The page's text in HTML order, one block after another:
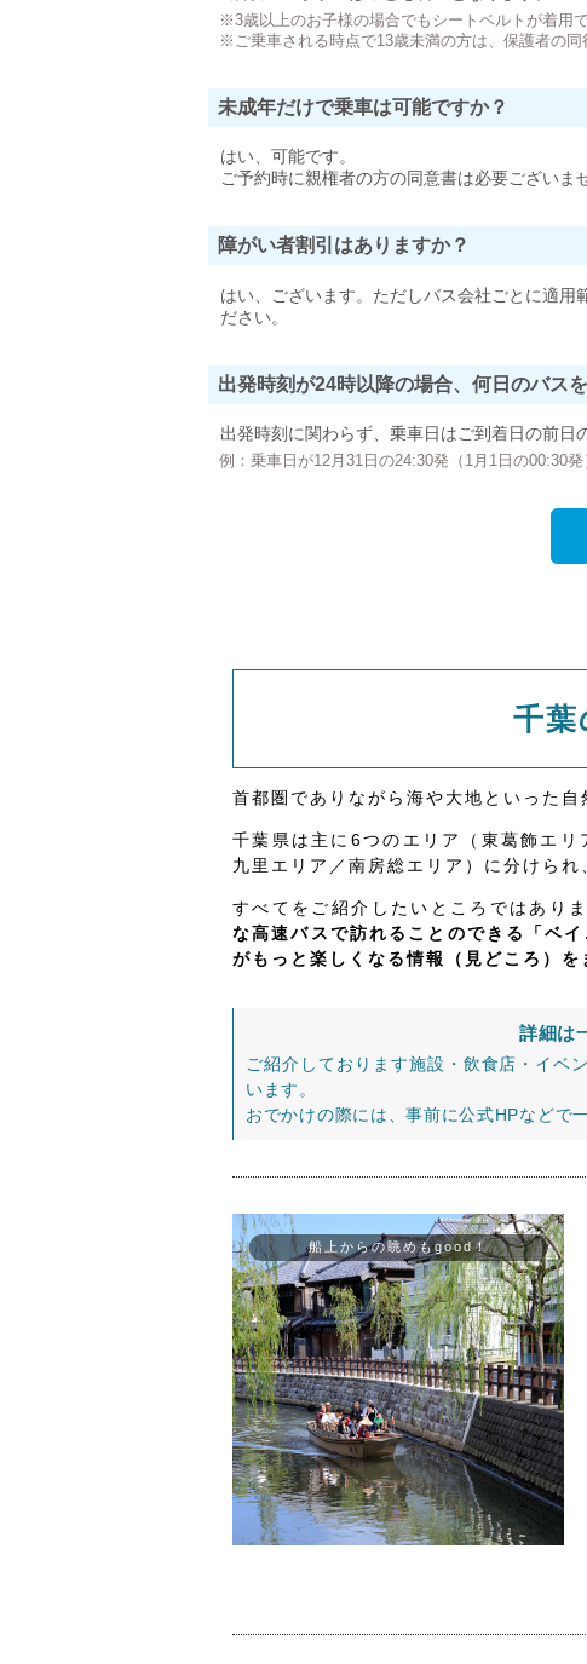
※3歳以上のお子様の場合でもシートベルトが着用
※ご乗車される時点で13歳未満の方は、保護者の同
未成年だけで乗車は可能ですか？
はい、可能です。
ご予約時に親権者の方の同意書は必要ございま
障がい者割引はありますか？
はい、ございます。ただしバス会社ごとに適用
ださい。
出発時刻が24時以降の場合、何日のバス
出発時刻に関わらず、乗車日はご到着日の前日
例：乗車日が12月31日の24:30発（1月1日の00:30
千葉
首都圏でありながら海や大地といった
千葉県は主に6つのエリア（東葛飾エ
九里エリア／南房総エリア）に分けら
すべてをご紹介したいところではありま
な高速バスで訪れることのできる「ベ
がもっと楽しくなる情報（見どころ）
詳細は
ご紹介しております施設・飲食店・イベ
います。
おでかけの際には、事前に公式HPなどで
船上からの眺めもgood！